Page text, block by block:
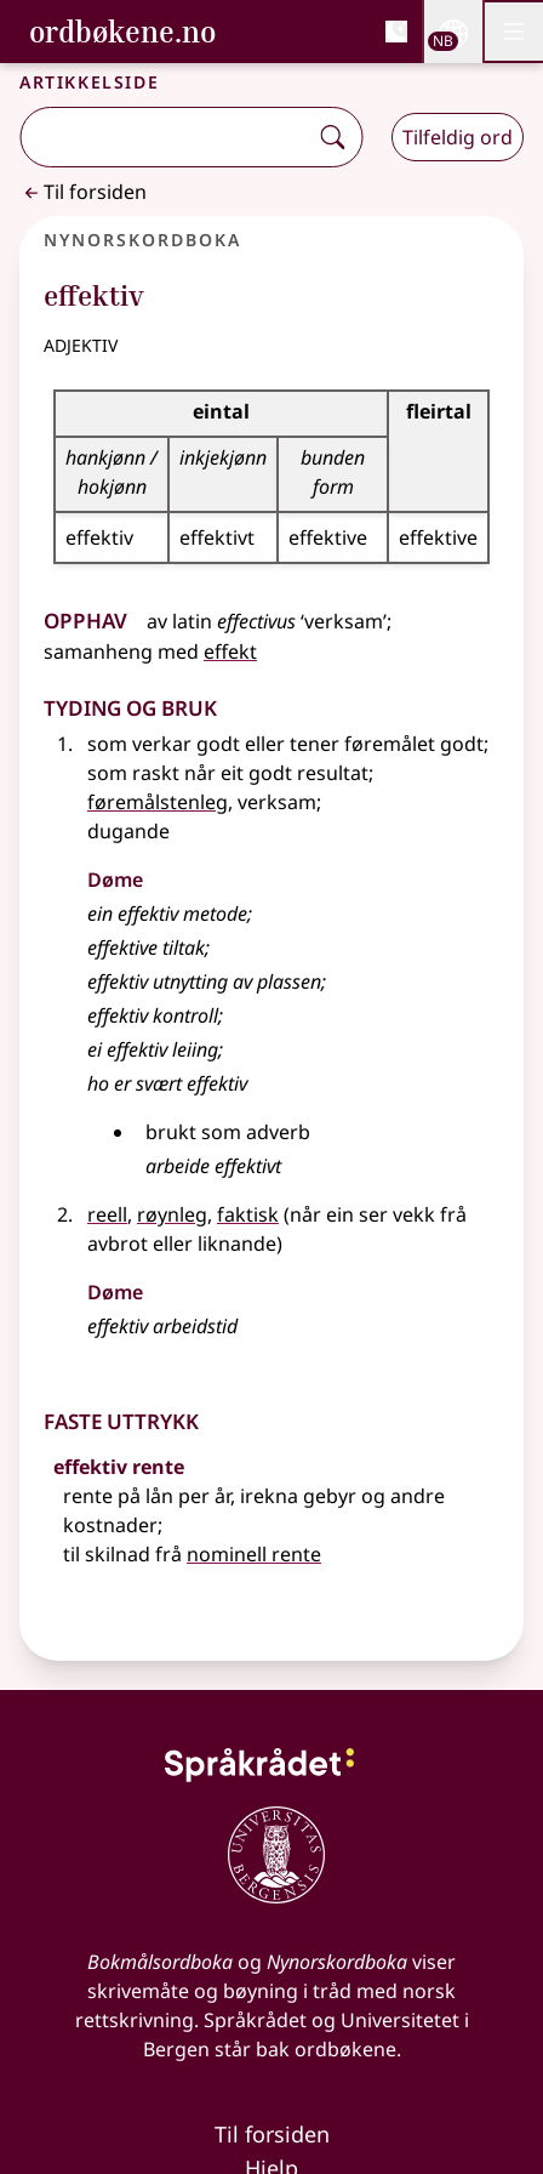
Gå til hovedinnhold
Tilgjengelighet
ordbøkene.no, Bokmålsordboka og
Bokmålsordboka og Nynorskordboka
NB
Artikkelside
Tilfeldig ord
Til forsiden
Nynorskordboka
effektiv
adjektiv
Bøyningstabell for dette adjektivet
eintal
fleirtal
hankjønn /
hokjønn
inkjekjønn
bunden
form
effektiv
effektivt effektive effektive
Opphav av latin effectivus‘verksam’;
samanheng med effekt
Tyding og bruk
som verkar godt eller tener føremålet godt;
som raskt når eit godt resultat;
føremålstenleg, verksam;
dugande
Døme
ein effektiv metode;
effektive tiltak;
effektiv utnytting av plassen;
effektiv kontroll;
ei effektiv leiing;
ho er svært effektiv
brukt som adverb
arbeide effektivt
reell, røynleg, faktisk(når ein ser vekk frå
avbroteller liknande)
Døme
effektiv arbeidstid
Faste uttrykk
effektiv rente
rente på lån per år, irekna gebyr og andre
kostnader;
til skilnad frå nominell rente
Bokmålsordbokaog Nynorskordbokaviser
skrivemåte og bøyning i tråd med norsk
rettskrivning. Språkrådet og Universitetet i
Bergen står bak ordbøkene.
Til forsiden
Hjelp